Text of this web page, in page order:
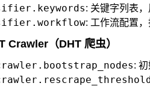
: 关键字列表
: 工作流配置，
Crawler（DHT 爬虫）
: